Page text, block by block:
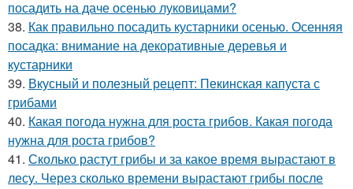
посадить на даче осенью луковицами?
38. Как правильно посадить кустарники осенью. Осенняя
посадка: внимание на декоративные деревья и
кустарники
39. Вкусный и полезный рецепт: Пекинская капуста с
грибами
40. Какая погода нужна для роста грибов. Какая погода
нужна для роста грибов?
41. Сколько растут грибы и за какое время вырастают в
лесу. Через сколько времени вырастают грибы после